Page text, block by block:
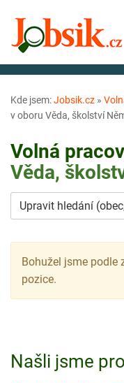
Kde jsem:Jobsik.cz »
v oboru Věda, školství
Volná
Věda,
Upravit hledání
Bohužel jsme podle
pozice.
Našli jsme